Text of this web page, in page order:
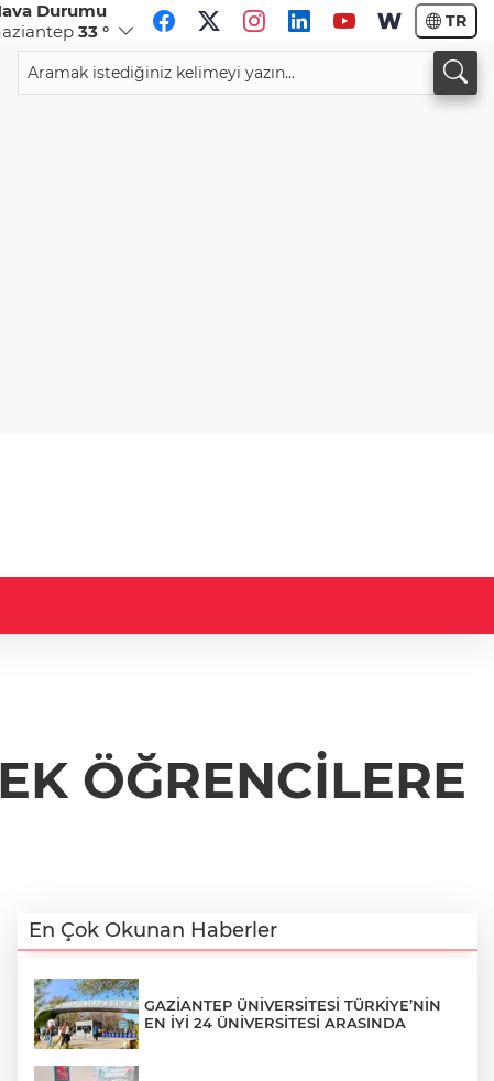
Durumu
33 ° TR
CHF
58,6690%0,19
34,0171
ÖĞRENCİLERE
En Çok Okunan Haberler
GAZİANTEP ÜNİVERSİTESİ TÜRKİYE’NİN
EN İYİ 24 ÜNİVERSİTESİ ARASINDA